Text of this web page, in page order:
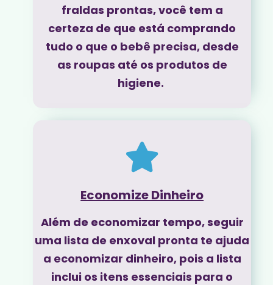
fraldas prontas, você tem a
certeza de que está comprando
tudo o que o bebê precisa, desde
as roupas até os produtos de
higiene.
Economize Dinheiro
Além de economizar tempo, seguir
uma lista de enxoval pronta te ajuda
a economizar dinheiro, pois a lista
inclui os itens essenciais para o